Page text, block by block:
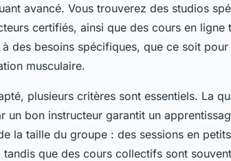
avancé. Vous trouverez des studios
certifiés, ainsi que des cours en ligne
des besoins spécifiques, que ce soit pour
musculaire.
plusieurs critères sont essentiels. La
un bon instructeur garantit un
la taille du groupe : des sessions en
que des cours collectifs sont